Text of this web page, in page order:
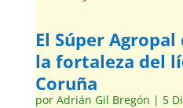
El Súper
la fortaleza del
Coruña
por Adrián Gil Bregón | 5